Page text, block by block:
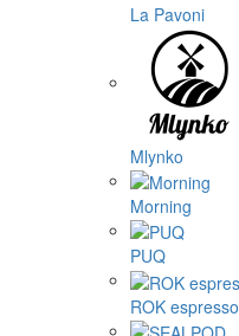
La Pavoni
Mlynko
Morning
PUQ
ROK espresso